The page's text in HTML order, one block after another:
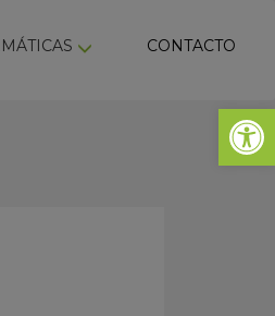
Abrir
CONTACTO